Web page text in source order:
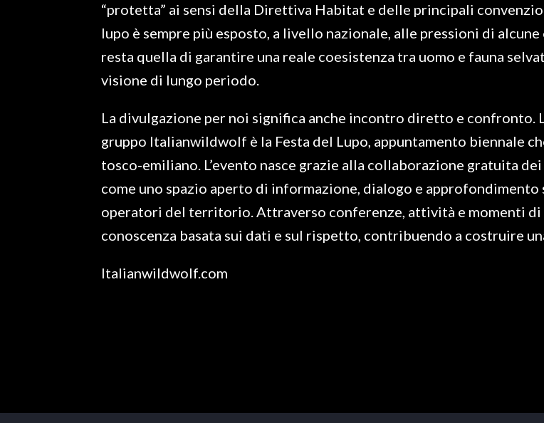
“protetta” ai sensi della Direttiva Habitat e delle principali
lupo è sempre più esposto, a livello nazionale, alle pressioni di
resta quella di garantire una reale coesistenza tra uomo e fauna
visione di lungo periodo.
La divulgazione per noi significa anche incontro diretto e confronto.
gruppo Italianwildwolf è la Festa del Lupo, appuntamento biennale
tosco-emiliano. L’evento nasce grazie alla collaborazione gratuita
come uno spazio aperto di informazione, dialogo e
operatori del territorio. Attraverso conferenze, attività e momenti di
conoscenza basata sui dati e sul rispetto, contribuendo a costruire
Italianwildwolf.com